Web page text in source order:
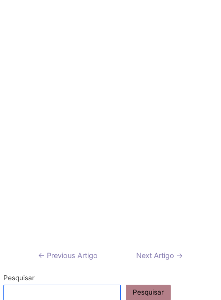
Navegação
artigos
← Previous Artigo Next Artigo →
Pesquisar
Pesquisar